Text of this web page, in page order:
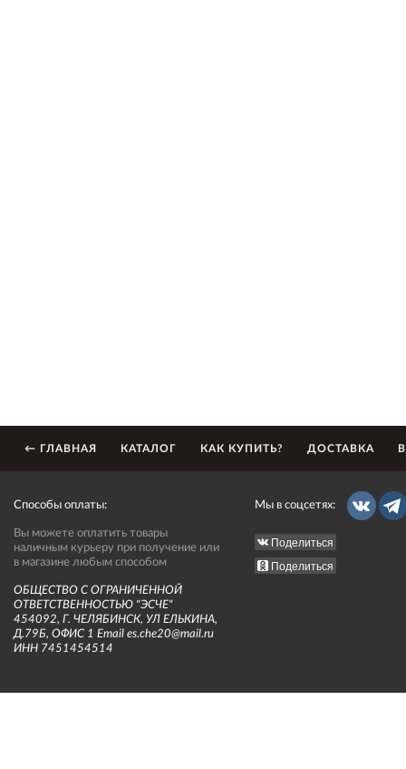
← ГЛАВНАЯ КАТАЛОГ КАК КУПИТЬ? ДОСТАВКА
Способы оплаты:
Вы можете оплатить товары
наличным курьеру при получение или
в магазине любым способом
ОБЩЕСТВО С ОГРАНИЧЕННОЙ
ОТВЕТСТВЕННОСТЬЮ "ЭСЧЕ"
454092, Г. ЧЕЛЯБИНСК, УЛ ЕЛЬКИНА,
Д.79Б, ОФИС 1 Email es.che20@mail.ru
ИНН 7451454514
Мы в соцсетях:
Поделиться
Поделиться